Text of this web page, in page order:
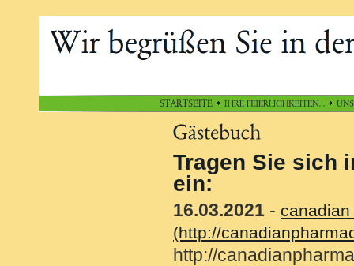
Tragen Sie sich
ein:
16.03.2021 -
(http://
http://